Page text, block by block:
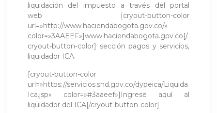
liquidación del impuesto a través del portal
web [cryout-button-color
url=»http://www.haciendabogota.gov.co/»
color=»3AAEEF»]www.haciendabogota.gov.co[/
cryout-button-color] sección pagos y servicios,
liquidador ICA.
[cryout-button-color
url=»https://servicios.shd.gov.co/dypeica/Liquida
Ica.jsp» color=»#3aaeef»]Ingrese aquí al
liquidador del ICA[/cryout-button-color]